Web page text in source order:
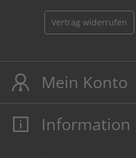
Vertrag widerrufen
Mein Konto
Mein Konto
Information